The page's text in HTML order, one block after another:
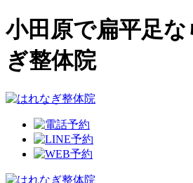
小田原で扁平足
ぎ整体院